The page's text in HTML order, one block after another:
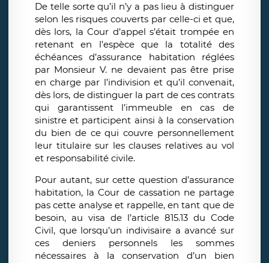
De telle sorte qu’il n’y a pas lieu à distinguer
selon les risques couverts par celle-ci et que,
dès lors, la Cour d’appel s’était trompée en
retenant en l’espèce que la totalité des
échéances d’assurance habitation réglées
par Monsieur V. ne devaient pas être prise
en charge par l’indivision et qu’il convenait,
dès lors, de distinguer la part de ces contrats
qui garantissent l’immeuble en cas de
sinistre et participent ainsi à la conservation
du bien de ce qui couvre personnellement
leur titulaire sur les clauses relatives au vol
et responsabilité civile.
Pour autant, sur cette question d’assurance
habitation, la Cour de cassation ne partage
pas cette analyse et rappelle, en tant que de
besoin, au visa de l’article 815.13 du Code
Civil, que lorsqu’un indivisaire a avancé sur
ces deniers personnels les sommes
nécessaires à la conservation d’un bien